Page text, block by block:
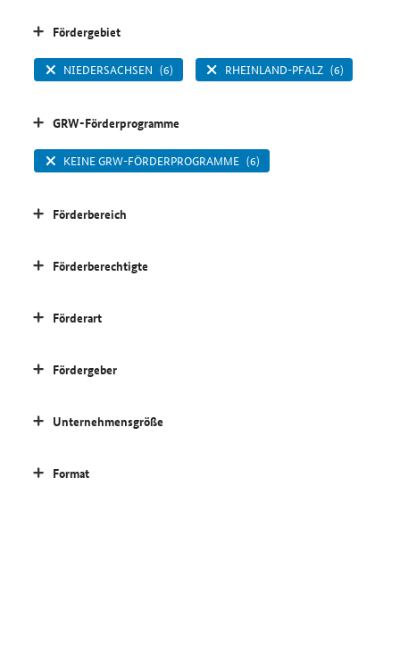
Fördergebiet
NIEDERSACHSEN (6) RHEINLAND-PFALZ (6)
GRW-Förderprogramme
KEINE GRW-FÖRDERPROGRAMME (6)
Förderbereich
Förderberechtigte
Förderart
Fördergeber
Unternehmensgröße
Format